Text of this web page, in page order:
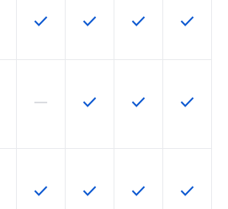
Esta función está disponible en
check Esta función está
check Esta función
check Esta
check
Esta función no está disponible en
horizontal_rule Esta función está
check Esta función
check Esta
check
Esta función está disponible en
check Esta función está
check Esta función
check Esta
check